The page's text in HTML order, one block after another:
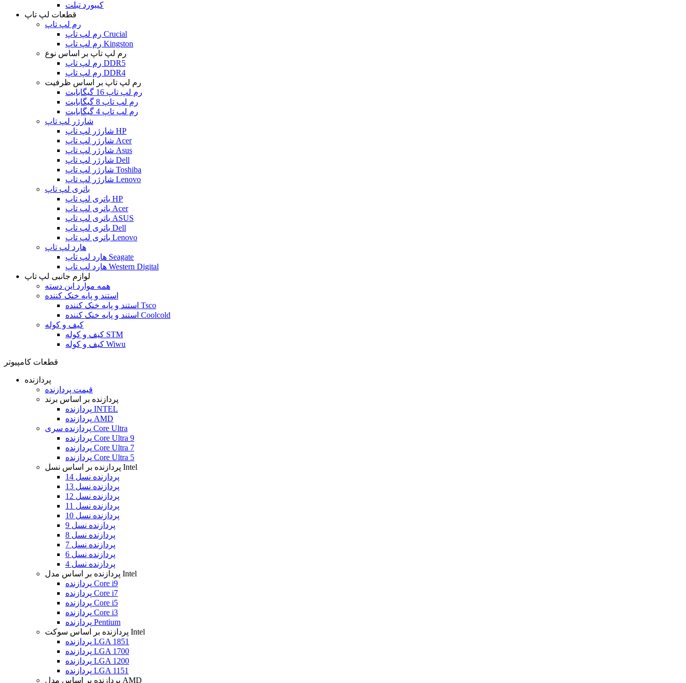
کیبورد تبلت
قطعات لپ تاپ
رم لپ تاپ
رم لپ تاپ Crucial
رم لپ تاپ Kingston
رم لپ تاپ بر اساس نوع
رم لپ تاپ DDR5
رم لپ تاپ DDR4
رم لپ تاپ بر اساس ظرفیت
رم لپ تاپ 16 گیگابایت
رم لپ تاپ 8 گیگابایت
رم لپ تاپ 4 گیگابایت
شارژر لپ تاپ
شارژر لپ تاپ HP
شارژر لپ تاپ Acer
شارژر لپ تاپ Asus
شارژر لپ تاپ Dell
شارژر لپ تاپ Toshiba
شارژر لپ تاپ Lenovo
باتری لپ تاپ
باتری لپ تاپ HP
باتری لپ تاپ Acer
باتری لپ تاپ ASUS
باتری لپ تاپ Dell
باتری لپ تاپ Lenovo
هارد لپ تاپ
هارد لپ تاپ Seagate
هارد لپ تاپ Western Digital
لوازم جانبی لپ تاپ
همه موارد این دسته
استند و پایه خنک کننده
استند و پایه خنک کننده Tsco
استند و پایه خنک کننده Coolcold
کیف و کوله
کیف و کوله STM
کیف و کوله Wiwu
قطعات کامپیوتر
پردازنده
قیمت پردازنده
پردازنده بر اساس برند
پردازنده INTEL
پردازنده AMD
پردازنده سری Core Ultra
پردازنده Core Ultra 9
پردازنده Core Ultra 7
پردازنده Core Ultra 5
پردازنده بر اساس نسل Intel
پردازنده نسل 14
پردازنده نسل 13
پردازنده نسل 12
پردازنده نسل 11
پردازنده نسل 10
پردازنده نسل 9
پردازنده نسل 8
پردازنده نسل 7
پردازنده نسل 6
پردازنده نسل 4
پردازنده بر اساس مدل Intel
پردازنده Core i9
پردازنده Core i7
پردازنده Core i5
پردازنده Core i3
پردازنده Pentium
پردازنده بر اساس سوکت Intel
پردازنده LGA 1851
پردازنده LGA 1700
پردازنده LGA 1200
پردازنده LGA 1151
پردازنده بر اساس مدل AMD